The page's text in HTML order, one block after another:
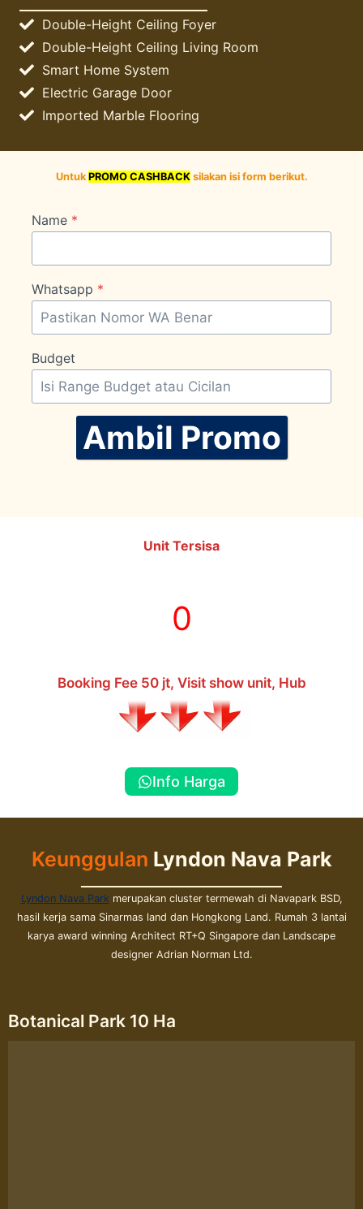
Double-Height Ceiling Foyer
Double-Height Ceiling Living Room
Smart Home System
Electric Garage Door
Imported Marble Flooring
UntukPROMO CASHBACKsilakan isi form berikut.
Name *
Whatsapp *
Budget
Ambil Promo
Unit Tersisa
0
Booking Fee 50 jt, Visit show unit, Hub
Info Harga
Keunggulan Lyndon Nava Park
Lyndon Nava Park merupakan cluster termewah di Navapark BSD,
hasil kerja sama Sinarmas land dan Hongkong Land. Rumah 3 lantai
karya award winning Architect RT+Q Singapore dan Landscape
designer Adrian Norman Ltd.
Botanical Park 10 Ha